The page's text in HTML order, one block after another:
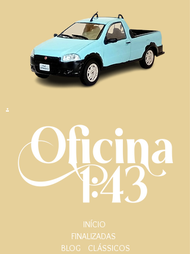
.
INÍCIO
FINALIZADAS
BLOG
CLÁSSICOS